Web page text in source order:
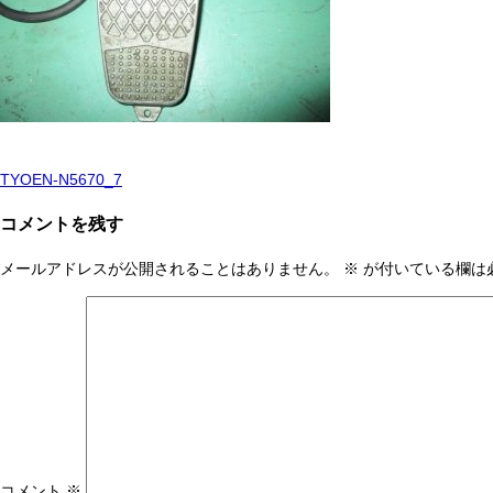
投
稿
ナ
TYOEN-N5670_7
コメントを残す
メールアドレスが公開されることはありません。 ※ が付いている欄は